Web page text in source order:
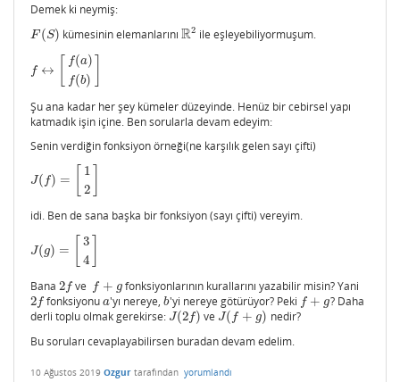
Demek ki neymiş:
F (S)
F(S) kümesinin elemanlarınıR2
R2 ile eşleyebiliyormuşum.
f ↔
f(a)
f(b)
f↔[ a) f( b)]
Şu ana kadar her şey kümeler düzeyinde. Henüz bir cebirsel yapı
katmadık işin içine. Ben sorularla devam edeyim:
Senin verdiğin fonksiyon örneği(ne karşılık gelen sayı çifti)
J( f) =
1
2
J(f =[1
idi. Ben de sana başka bir fonksiyon (sayı çifti) vereyim.
J(g) =
3
4
J(g )=[
Bana 2 f
2f ve f + g
f+ g
fonksiyonlarının kurallarını yazabilir misin? Yani
2 f
2f fonksiyonua
a'yı nereye,b
b'yi nereye götürüyor? Peki f + g
f+ g
? Daha
derli toplu olmak gerekirse: J(2 f)
J(2f) ve J( f + g)
J(f+g )
nedir?
Bu soruları cevaplayabilirsen buradan devam edelim.
10 Ağustos 2019 Ozgur tarafından yorumlandı